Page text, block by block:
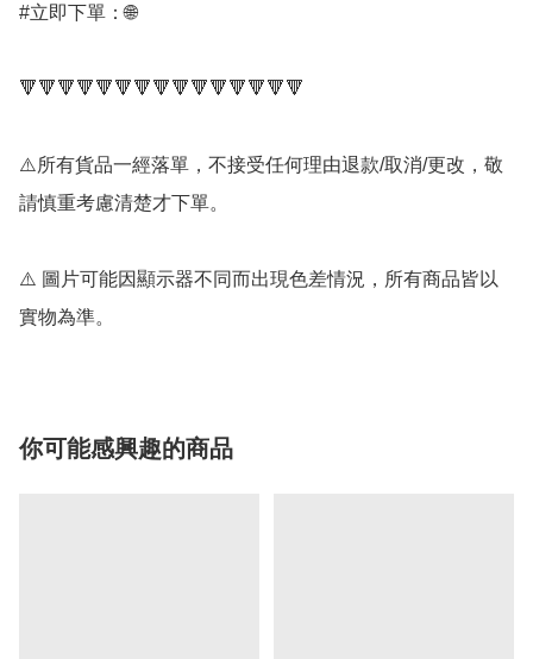
#立即下單：🌐
🔻🔻🔻🔻🔻🔻🔻🔻🔻🔻🔻🔻🔻🔻🔻
⚠️所有貨品一經落單，不接受任何理由退款/取消/更改，敬
請慎重考慮清楚才下單。
⚠️ 圖片可能因顯示器不同而出現色差情況，所有商品皆以
實物為準。
你可能感興趣的商品